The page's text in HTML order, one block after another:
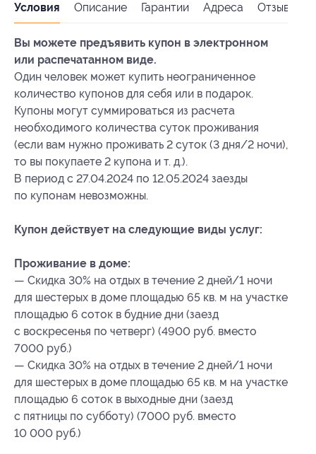
Условия Описание Гарантии Адреса Отзывы
Вы можете предъявить купон в электронном
или распечатанном виде.
Один человек может купить неограниченное
количество купонов для себя или в подарок.
Купоны могут суммироваться из расчета
необходимого количества суток проживания
(если вам нужно проживать 2 суток (3 дня/2 ночи),
то вы покупаете 2 купона и т. д.).
В период с 27.04.2024 по 12.05.2024 заезды
по купонам невозможны.
Купон действует на следующие виды услуг:
Проживание в доме:
— Скидка 30% на отдых в течение 2 дней/1 ночи
для шестерых в доме площадью 65 кв. м на участке
площадью 6 соток в будние дни (заезд
с воскресенья по четверг) (4900 руб. вместо
7000 руб.)
— Скидка 30% на отдых в течение 2 дней/1 ночи
для шестерых в доме площадью 65 кв. м на участке
площадью 6 соток в выходные дни (заезд
с пятницы по субботу) (7000 руб. вместо
10 000 руб.)